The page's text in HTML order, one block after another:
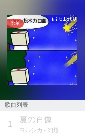
歌单
61860
歌曲列表
1 夏の肖像
ヨルシカ - 幻燈